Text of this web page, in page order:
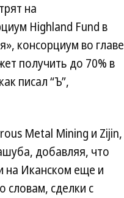
на
Highland Fund в
консорциум во главе
получить до 70% в
писал “Ъ”,
Metal Mining и Zijin,
добавляя, что
на Иканском еще и
словам, сделки с